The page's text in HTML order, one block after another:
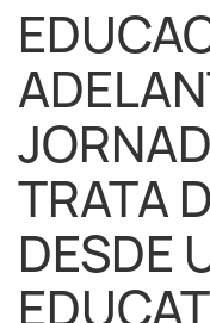
TRATA
DESDE